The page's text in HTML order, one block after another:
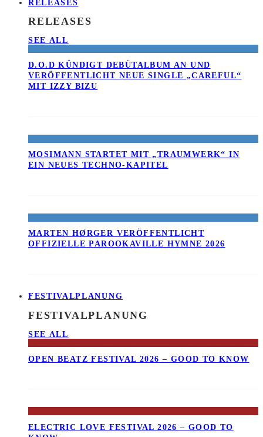
RELEASES
RELEASES
SEE ALL
D.O.D KÜNDIGT DEBÜTALBUM AN UND
VERÖFFENTLICHT NEUE SINGLE „CAREFUL“
MIT IZZY BIZU
MOSIMANN STARTET MIT „TRAUMWERK“ IN
EIN NEUES TECHNO-KAPITEL
MARTEN HØRGER VERÖFFENTLICHT
OFFIZIELLE PAROOKAVILLE HYMNE 2026
FESTIVALPLANUNG
FESTIVALPLANUNG
SEE ALL
OPEN BEATZ FESTIVAL 2026 – GOOD TO KNOW
ELECTRIC LOVE FESTIVAL 2026 – GOOD TO